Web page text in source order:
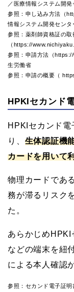
／医療情報システム開発
参照：申し込み方法（
情報システム開発センタ
参照：薬剤師資格証の取
（https://
参照：申請方法（
生労働省
参照：申請の概要（
HPKIセカンド
HPKIセカンド
り、 生体認証機
カードを用いて
物理カードであ
務が滞るリスク
た。
あらかじめHPKI
などの端末を紐
による本人確認
参照：セカンド電子証明